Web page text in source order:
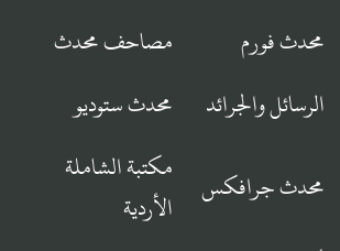
محدث فورم
مصاحف محدث
الرسائل والجرائد محدث ستوديو
محدث جرافكس
مكتبة الشاملة
الأردية